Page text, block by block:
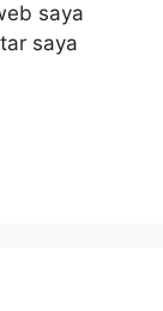
saya
saya